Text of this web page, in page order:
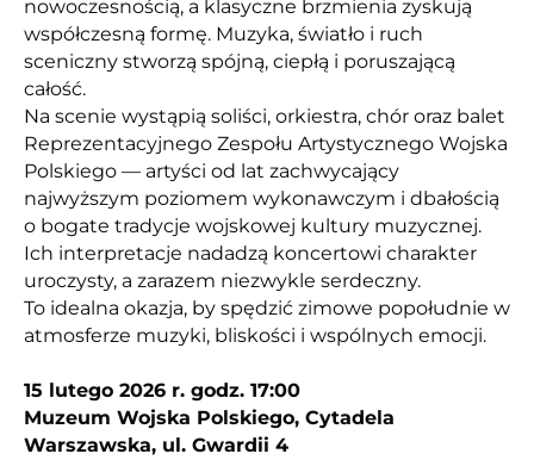
nowoczesnością, a klasyczne brzmienia zyskują
współczesną formę. Muzyka, światło i ruch
sceniczny stworzą spójną, ciepłą i poruszającą
całość.
Na scenie wystąpią soliści, orkiestra, chór oraz balet
Reprezentacyjnego Zespołu Artystycznego Wojska
Polskiego — artyści od lat zachwycający
najwyższym poziomem wykonawczym i dbałością
o bogate tradycje wojskowej kultury muzycznej.
Ich interpretacje nadadzą koncertowi charakter
uroczysty, a zarazem niezwykle serdeczny.
To idealna okazja, by spędzić zimowe popołudnie w
atmosferze muzyki, bliskości i wspólnych emocji.
15 lutego 2026 r. godz. 17:00
Muzeum Wojska Polskiego, Cytadela
Warszawska, ul. Gwardii 4